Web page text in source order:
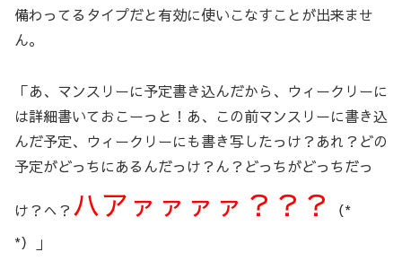
備わってるタイプだと有効に使いこなすことが出来ませ
ん。
「あ、マンスリーに予定書き込んだから、ウィークリーに
は詳細書いておこーっと！あ、この前マンスリーに書き込
んだ予定、ウィークリーにも書き写したっけ？あれ？どの
予定がどっちにあるんだっけ？ん？どっちがどっちだっ
け？へ？ ハアァァァァ？？？
（*
*）」